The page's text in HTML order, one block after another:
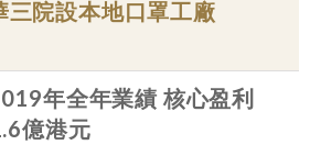
三院設本地口罩工廠
年全年業績 核心盈利
億港元